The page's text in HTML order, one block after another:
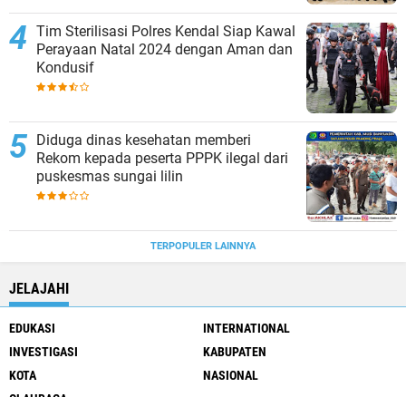
Tim Sterilisasi Polres Kendal Siap Kawal
Perayaan Natal 2024 dengan Aman dan
Kondusif
Diduga dinas kesehatan memberi
Rekom kepada peserta PPPK ilegal dari
puskesmas sungai lilin
TERPOPULER LAINNYA
JELAJAHI
EDUKASI
INTERNATIONAL
INVESTIGASI
KABUPATEN
KOTA
NASIONAL